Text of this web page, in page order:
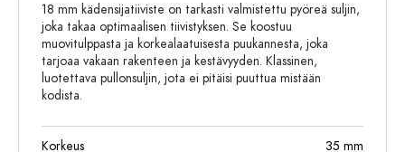
18 mm kädensijatiiviste on tarkasti valmistettu pyöreä suljin,
joka takaa optimaalisen tiivistyksen. Se koostuu
muovitulppasta ja korkealaatuisesta puukannesta, joka
tarjoaa vakaan rakenteen ja kestävyyden. Klassinen,
luotettava pullonsuljin, jota ei pitäisi puuttua mistään
kodista.
Korkeus 35 mm